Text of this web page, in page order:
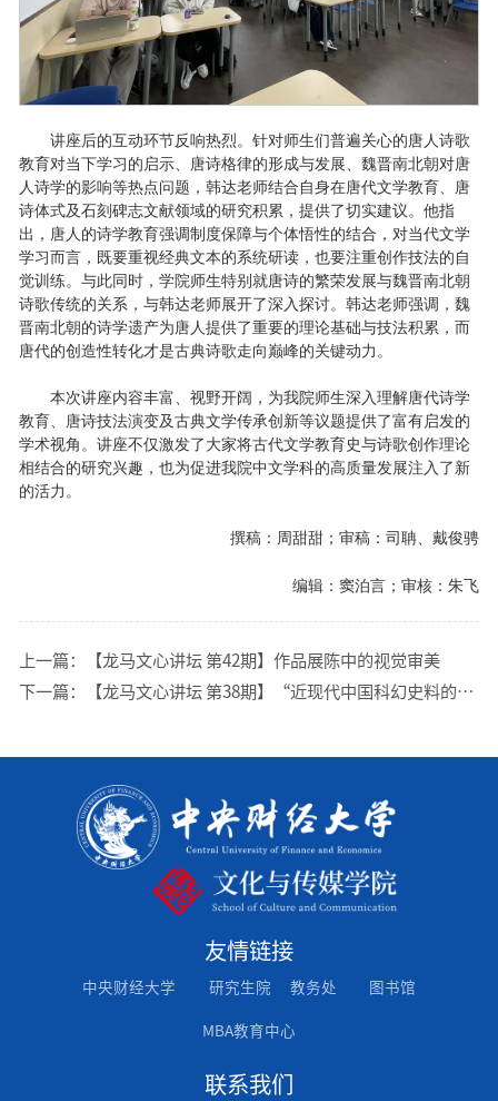
讲座后的互动环节反响热烈。针对师生们普遍关心的唐人诗歌
教育对当下学习的启示、唐诗格律的形成与发展、魏晋南北朝对唐
人诗学的影响等热点问题，韩达老师结合自身在唐代文学教育、唐
诗体式及石刻碑志文献领域的研究积累，提供了切实建议。他指
出，唐人的诗学教育强调制度保障与个体悟性的结合，对当代文学
学习而言，既要重视经典文本的系统研读，也要注重创作技法的自
觉训练。与此同时，学院师生特别就唐诗的繁荣发展与魏晋南北朝
诗歌传统的关系，与韩达老师展开了深入探讨。韩达老师强调，魏
晋南北朝的诗学遗产为唐人提供了重要的理论基础与技法积累，而
唐代的创造性转化才是古典诗歌走向巅峰的关键动力。
本次讲座内容丰富、视野开阔，为我院师生深入理解唐代诗学
教育、唐诗技法演变及古典文学传承创新等议题提供了富有启发的
学术视角。讲座不仅激发了大家将古代文学教育史与诗歌创作理论
相结合的研究兴趣，也为促进我院中文学科的高质量发展注入了新
的活力。
撰稿：周甜甜；审稿：司聃、戴俊骋
编辑：窦泊言；审核：朱飞
上一篇：
【龙马文心讲坛 第42期】作品展陈中的视觉审美
下一篇：
【龙马文心讲坛 第38期】“近现代中国科幻史料的发掘与乐趣”顺利举办
友情链接
中央财经大学 研究生院 教务处 图书馆
MBA教育中心
联系我们